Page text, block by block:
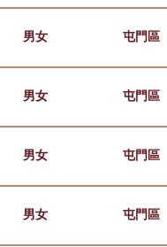
男女 屯門區
男女 屯門區
男女 屯門區
男女 屯門區